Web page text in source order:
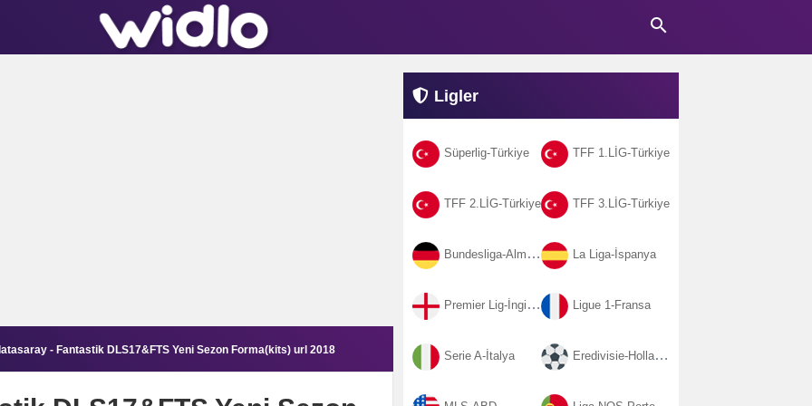
search
- Fantastik DLS17&FTS Yeni Sezon Forma(kits) url 2018
Ligler
Süperlig-Türkiye TFF 1.LİG-Türkiye
TFF 2.LİG-Türkiye TFF 3.LİG-Türkiye
Bundesliga-Almanya La Liga-İspanya
Premier Lig-İngiltere Ligue 1-Fransa
Serie A-İtalya Eredivisie-Hollanda